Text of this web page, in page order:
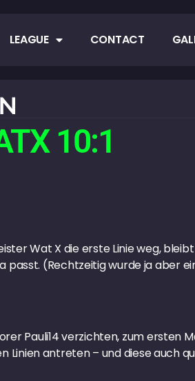
LEAGUE CONTACT
10:1
Wat X die erste Linie weg,
passt. (Rechtzeitig wurde ja aber
Pauli14 verzichten, zum ersten
antreten – und diese auch